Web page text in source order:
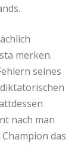
merken.
seines
nach man
das